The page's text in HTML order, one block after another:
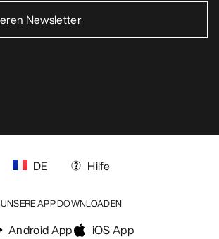
DE Hilfe
UNSERE APP DOWNLOADEN
Android App iOS App